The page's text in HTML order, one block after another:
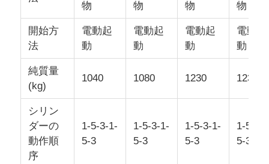
物
物
物
物
開始方
法
電動起
動
電動起
動
電動起
動
電動起
動
純質量
(kg)
1040 1080 1230 1230
シリン
ダーの
動作順
序
1-5-3-1-
5-3
1-5-3-1-
5-3
1-5-3-1-
5-3
1-5-3-
5-3